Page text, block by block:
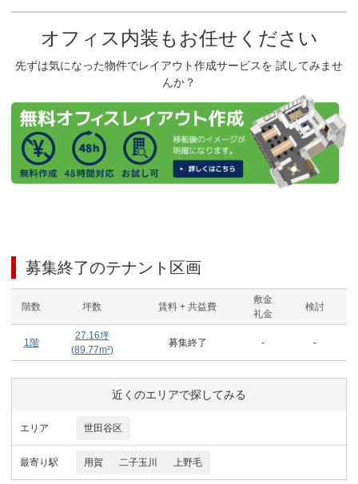
オフィス内装もお任せください
先ずは気になった物件でレイアウト作成サービスを 試してみませ
んか？
募集終了のテナント区画
階数 坪数 賃料 + 共益費
敷金
礼金
検討
1階
27.16坪
(89.77m²)
募集終了 - -
近くのエリアで探してみる
エリア 世田谷区
最寄り駅 用賀 二子玉川 上野毛